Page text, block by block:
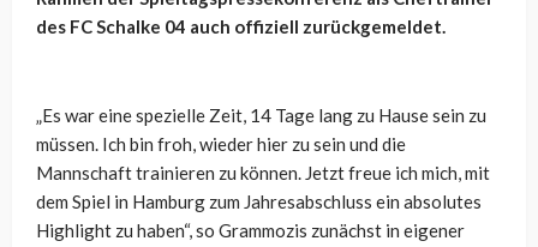
des FC Schalke 04 auch offiziell zurückgemeldet.
„Es war eine spezielle Zeit, 14 Tage lang zu Hause sein zu
müssen. Ich bin froh, wieder hier zu sein und die
Mannschaft trainieren zu können. Jetzt freue ich mich, mit
dem Spiel in Hamburg zum Jahresabschluss ein absolutes
Highlight zu haben“, so Grammozis zunächst in eigener